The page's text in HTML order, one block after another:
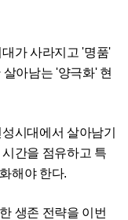
가 사라지고 '명품'
아남는 '양극화' 현
시대에서 살아남기
간을 점유하고 특
해야 한다.
생존 전략을 이번